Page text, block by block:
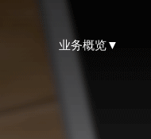
业务概览▼